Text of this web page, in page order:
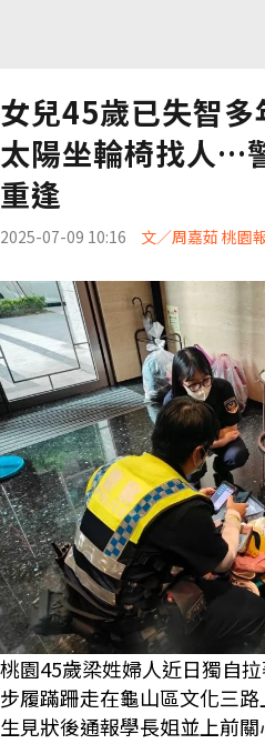
女兒45歲已失智
太陽坐輪椅找人…
重逢
2025-07-09 10:16 文／周嘉茹 桃園
桃園45歲梁姓婦人近日獨自
步履蹣跚走在龜山區文化三
生見狀後通報學長姐並上前